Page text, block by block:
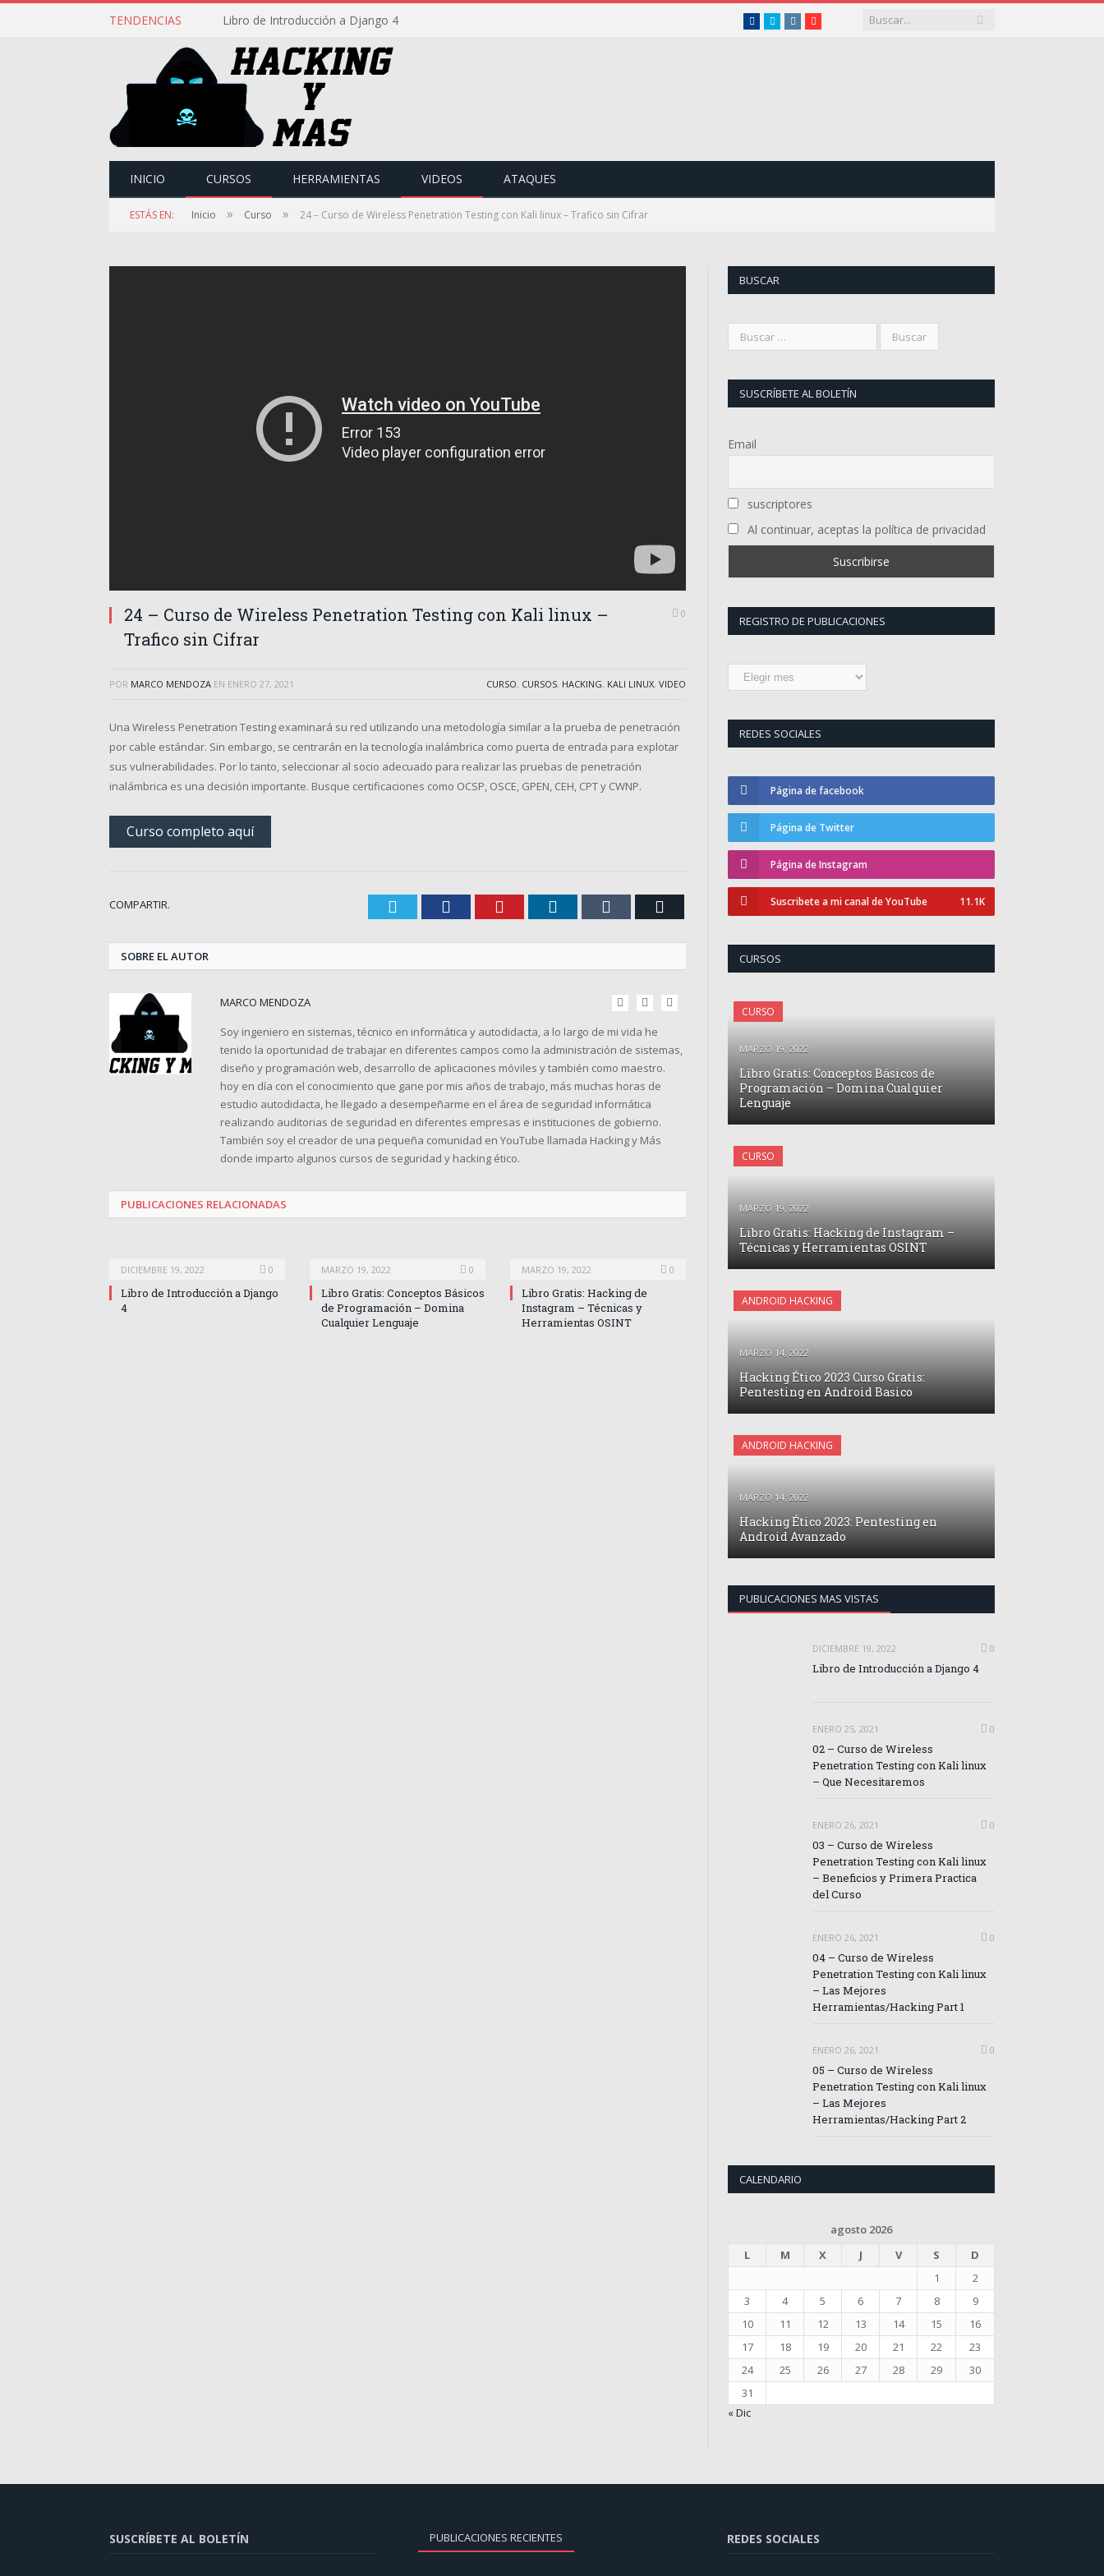
TENDENCIAS Libro de Introducción a Django 4 Facebook
TwitterInstagramYoutube
INICIO CURSOS HERRAMIENTAS VIDEOS ATAQUES
ESTÁS EN: Inicio » Curso » 24 – Curso de Wireless Penetration Testing con Kali linux – Trafico sin Cifrar
24 – Curso de Wireless Penetration Testing con Kali linux –
Trafico sin Cifrar
0
POR MARCO MENDOZA EN ENERO 27, 2021 CURSO, CURSOS, HACKING, KALI LINUX, VIDEO
Una Wireless Penetration Testing examinará su red utilizando una metodología similar a la prueba de penetración
por cable estándar. Sin embargo, se centrarán en la tecnología inalámbrica como puerta de entrada para explotar
sus vulnerabilidades. Por lo tanto, seleccionar al socio adecuado para realizar las pruebas de penetración
inalámbrica es una decisión importante. Busque certificaciones como OCSP, OSCE, GPEN, CEH, CPT y CWNP.
Curso completo aquí
COMPARTIR. Twitter Facebook Pinterest LinkedIn Tumblr
SOBRE EL AUTOR
MARCO MENDOZA
Sitio
Facebook
Soy ingeniero en sistemas, técnico en informática y autodidacta, a lo largo de mi vida he
tenido la oportunidad de trabajar en diferentes campos como la administración de sistemas,
diseño y programación web, desarrollo de aplicaciones móviles y también como maestro.
hoy en día con el conocimiento que gane por mis años de trabajo, más muchas horas de
estudio autodidacta, he llegado a desempeñarme en el área de seguridad informática
realizando auditorias de seguridad en diferentes empresas e instituciones de gobierno.
También soy el creador de una pequeña comunidad en YouTube llamada Hacking y Más
donde imparto algunos cursos de seguridad y hacking ético.
PUBLICACIONES RELACIONADAS
DICIEMBRE 19, 2022 0
Libro de Introducción a Django
4
MARZO 19, 2022 0
Libro Gratis: Conceptos Básicos
de Programación – Domina
Cualquier Lenguaje
MARZO 19, 2022 0
Libro Gratis: Hacking de
Instagram – Técnicas y
Herramientas OSINT
BUSCAR
SUSCRÍBETE AL BOLETÍN
Email
suscriptores
Al continuar, aceptas la política de privacidad
REGISTRO DE PUBLICACIONES
Registro
REDES SOCIALES
Página de facebook
Página de Twitter
Página de Instagram
Suscribete a mi canal de YouTube 11.1K
CURSOS
CURSO
MARZO 19, 2022
Libro Gratis: Conceptos Básicos de
Programación – Domina Cualquier
Lenguaje
CURSO
MARZO 19, 2022
Libro Gratis: Hacking de Instagram –
Técnicas y Herramientas OSINT
ANDROID HACKING
MARZO 14, 2022
Hacking Ético 2023 Curso Gratis:
Pentesting en Android Basico
ANDROID HACKING
MARZO 14, 2022
Hacking Ético 2023: Pentesting en
Android Avanzado
PUBLICACIONES MAS VISTAS
DICIEMBRE 19, 2022 0
Libro de Introducción a Django 4
ENERO 25, 2021 0
02 – Curso de Wireless
Penetration Testing con Kali linux
– Que Necesitaremos
ENERO 26, 2021 0
03 – Curso de Wireless
Penetration Testing con Kali linux
– Beneficios y Primera Practica
del Curso
ENERO 26, 2021 0
04 – Curso de Wireless
Penetration Testing con Kali linux
– Las Mejores
Herramientas/Hacking Part 1
ENERO 26, 2021 0
05 – Curso de Wireless
Penetration Testing con Kali linux
– Las Mejores
Herramientas/Hacking Part 2
CALENDARIO
agosto 2026
L
M X J V S
D
1
2
3
4 5 6 7 8
9
10
11 12 13 14 15
16
17
18 19 20 21 22
23
24
25 26 27 28 29
30
31
« Dic
SUSCRÍBETE AL BOLETÍN PUBLICACIONES RECIENTES REDES SOCIALES